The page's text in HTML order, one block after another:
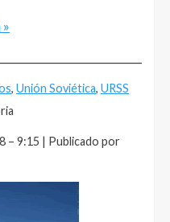
, Unión Soviética, URSS
– 9:15 | Publicado por